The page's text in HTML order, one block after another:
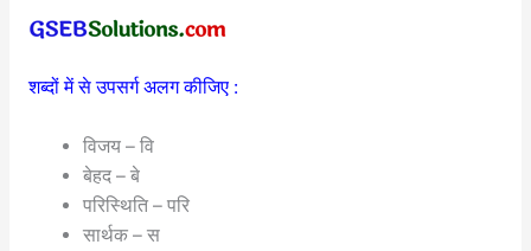
शब्दों में से उपसर्ग अलग कीजिए :
विजय – वि
बेहद – बे
परिस्थिति – परि
सार्थक – स